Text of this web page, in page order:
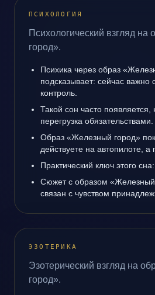
ПСИХОЛОГИЯ
Психологический взгляд
город».
Психика через образ
подсказывает: сейчас важно
контроль.
Такой сон часто появляется,
перегрузка обязательствами.
Образ «Железный город»
действуете на автопилоте, а
Практический ключ этого
Сюжет с образом
связан с чувством
ЭЗОТЕРИКА
Эзотерический взгляд на
город».